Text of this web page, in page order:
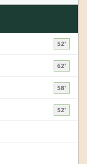
52'
62'
58'
52'